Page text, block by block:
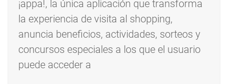
¡appa!, la única aplicación que transforma
la experiencia de visita al shopping,
anuncia beneficios, actividades, sorteos y
concursos especiales a los que el usuario
puede acceder a